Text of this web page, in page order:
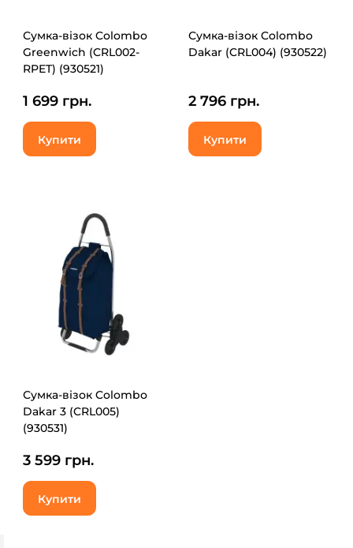
Сумка-візок Colombo
Greenwich (CRL002-
RPET) (930521)
1 699 грн.
Купити
Сумка-візок Colombo
Dakar (CRL004) (930522)
2 796 грн.
Купити
Сумка-візок Colombo
Dakar 3 (CRL005)
(930531)
3 599 грн.
Купити